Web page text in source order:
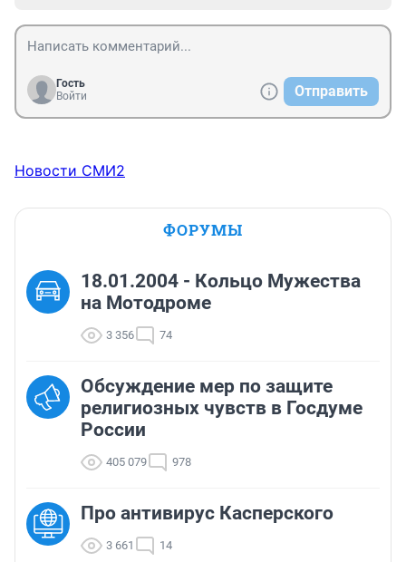
Гость
Войти
Отправить
Новости СМИ2
ФОРУМЫ
18.01.2004 - Кольцо Мужества
на Мотодроме
3 356 74
Обсуждение мер по защите
религиозных чувств в Госдуме
России
405 079 978
Про антивирус Касперского
3 661 14